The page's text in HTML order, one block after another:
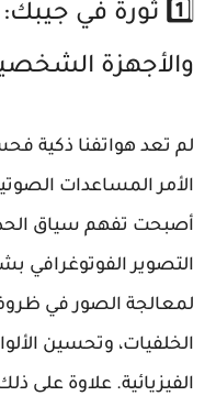
1️⃣ ثورة في
والأجهزة
لم تعد هواتفنا ذكية
الأمر المساعدات
أصبحت تفهم سياق
التصوير الفوتوغرافي
لمعالجة الصور في
الخلفيات، وتحسين
الفيزيائية. علاوة على